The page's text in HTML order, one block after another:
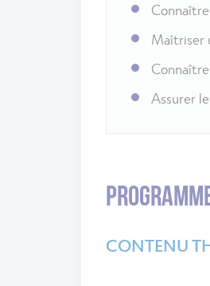
Maîtriser
Assurer
CONTENU